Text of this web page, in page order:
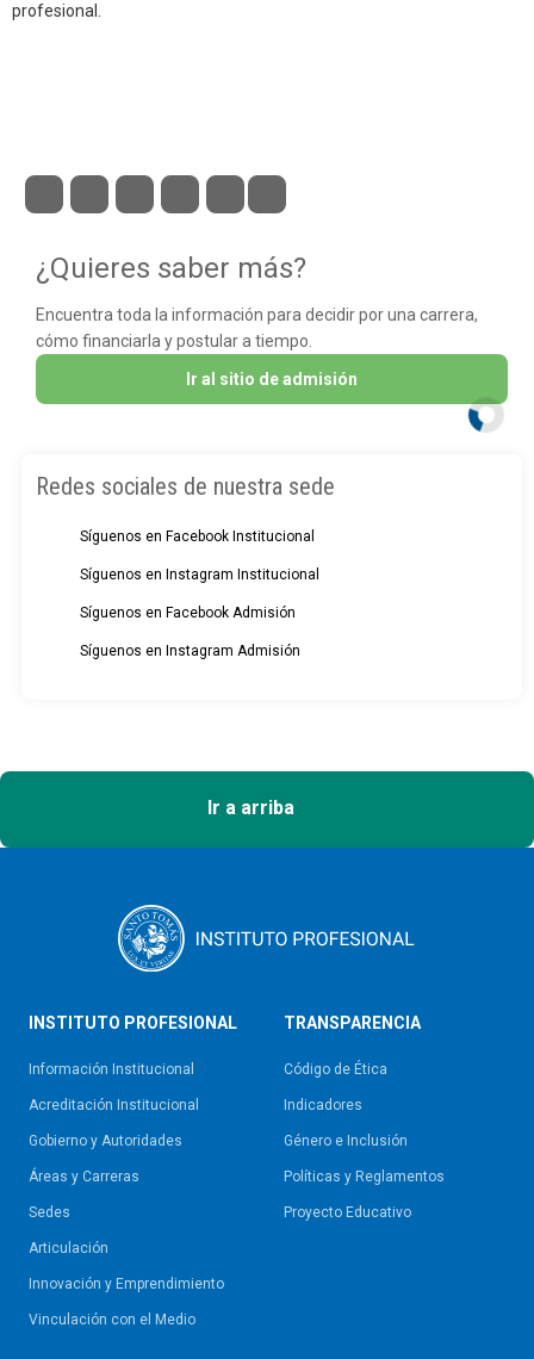
profesional.
¿Quieres saber más?
Encuentra toda la información para decidir por una carrera,
cómo financiarla y postular a tiempo.
Ir al sitio de admisión
Redes sociales de nuestra sede
Síguenos en Facebook Institucional
Síguenos en Instagram Institucional
Síguenos en Facebook Admisión
Síguenos en Instagram Admisión
Ir a arriba
INSTITUTO PROFESIONAL
Información Institucional
Acreditación Institucional
Gobierno y Autoridades​
Áreas y Carreras
Sedes
Articulación
Innovación y Emprendimiento
Vinculación con el Medio
TRANSPARENCIA
Código de Ética
Indicadores
Género e Inclusión
Políticas y Reglamentos​
Proyecto Educativo